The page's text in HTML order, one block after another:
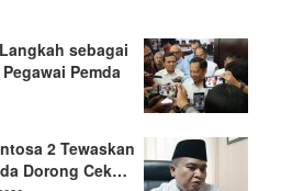
sebagai
Pemda
2 Tewaskan
Dorong Cek…